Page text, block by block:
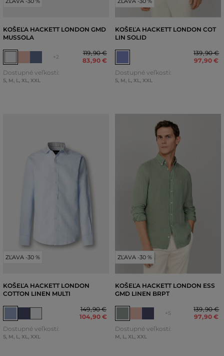
KOŠEĽA HACKETT LONDON GMD
MUSSOLA
+2
119,90 €
83,90 €
Dostupné veľkosti:
S, M L XL XXL
KOŠEĽA HACKETT LONDON COT
LIN SOLID
139,90 €
97,90 €
Dostupné veľkosti:
S, M L XL XXL
ZĽAVA -30 %
KOŠEĽA HACKETT LONDON
COTTON LINEN MULTI
149,90 €
104,90 €
Dostupné veľkosti:
S, M, L, XL, XXL
ZĽAVA -30 %
KOŠEĽA HACKETT LONDON ESS
GMD LINEN BRPT
+5
139,90 €
97,90 €
Dostupné veľkosti:
M, L, XL, XXL